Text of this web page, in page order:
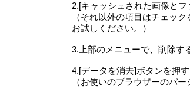
2.[キャッシュされた画像とフ
（それ以外の項目はチェッ
お試しください。）
3.上部のメニューで、削除す
4.[データを消去]ボタンを押す
（お使いのブラウザーのバ